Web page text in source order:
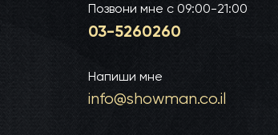
Позвони мне с 09:00-21:00
03-52­60­260
Напиши мне
info@show­man.co.il